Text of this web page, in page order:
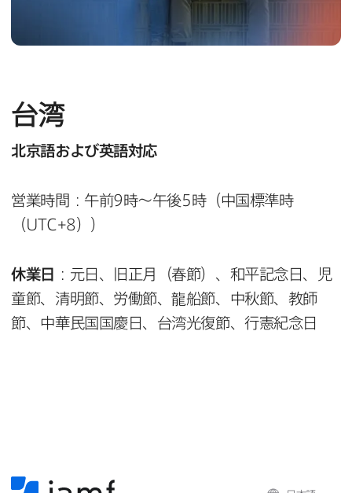
台湾
北京語および​英語対応
営業時間：午前9時～午後5時（中国標準時
（ UTC+8 ））
休業日
：元日、旧正月（春節）、和平記念日、児
童節、清明節、労働節、龍船節、中秋節、教師
節、中華民国国慶日、台湾光復節、行憲紀念日